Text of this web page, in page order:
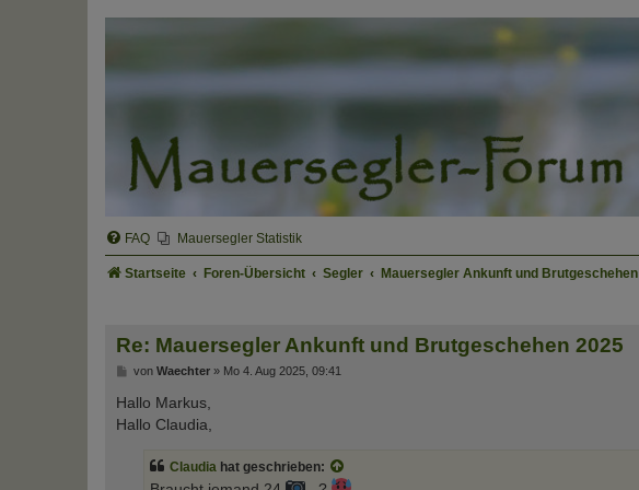
FAQ Mauersegler Statistik
Startseite Foren-Übersicht Segler Mauersegler Ankunft und Brutgeschehen
Re: Mauersegler Ankunft und Brutgeschehen 2025
B
i
t
r
von Waechter» Mo 4. Aug 2025, 09:41
Hallo Markus,
Hallo Claudia,
Claudia hat geschrieben: